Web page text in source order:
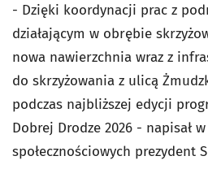
- Dzięki koordynacji prac z
działającym w obrębie
nowa nawierzchnia wraz z
do skrzyżowania z ulicą
podczas najbliższej edycji
Dobrej Drodze 2026 - napisał
społecznościowych prezydent